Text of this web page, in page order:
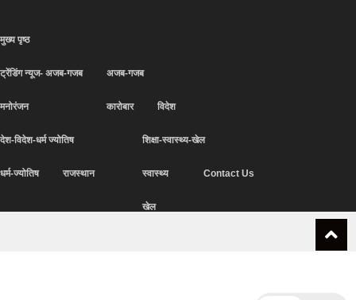
मुख्य पृष्ठ
ट्रेंडिंग न्यूज- अजब-गजब
मनोरंजन
अजब-गजब
कारोबार विदेश
देश-विदेश-धर्म ज्योतिष
धर्म-ज्योतिष राजस्थान
शिक्षा-स्वास्थ्य-खेल
स्वास्थ्य
खेल
Contact Us